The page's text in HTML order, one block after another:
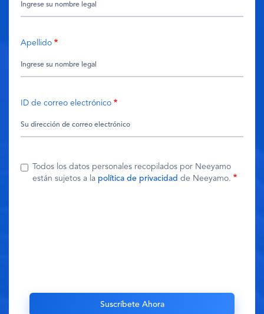
Apellido
ID de correo electrónico
Todos los datos personales recopilados por Neeyamo
están sujetos a la política de privacidad de Neeyamo.